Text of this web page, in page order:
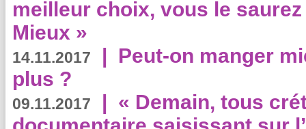
meilleur choix, vous le
Mieux »
14.11.2017 | Peut-on manger
plus ?
09.11.2017 | « Demain, tous